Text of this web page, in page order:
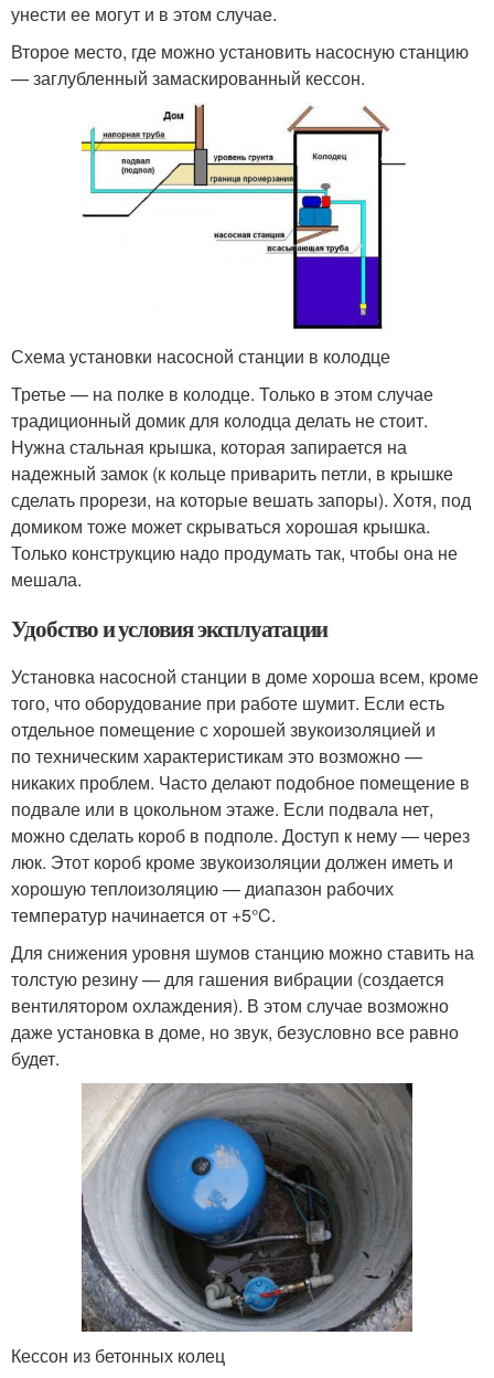
унести ее могут и в этом случае.
Второе место, где можно установить насосную станцию
— заглубленный замаскированный кессон.
Схема установки насосной станции в колодце
Третье — на полке в колодце. Только в этом случае
традиционный домик для колодца делать не стоит.
Нужна стальная крышка, которая запирается на
надежный замок (к кольце приварить петли, в крышке
сделать прорези, на которые вешать запоры). Хотя, под
домиком тоже может скрываться хорошая крышка.
Только конструкцию надо продумать так, чтобы она не
мешала.
Удобство и условия эксплуатации
Установка насосной станции в доме хороша всем, кроме
того, что оборудование при работе шумит. Если есть
отдельное помещение с хорошей звукоизоляцией и
по техническим характеристикам это возможно —
никаких проблем. Часто делают подобное помещение в
подвале или в цокольном этаже. Если подвала нет,
можно сделать короб в подполе. Доступ к нему — через
люк. Этот короб кроме звукоизоляции должен иметь и
хорошую теплоизоляцию — диапазон рабочих
температур начинается от +5°C.
Для снижения уровня шумов станцию можно ставить на
толстую резину — для гашения вибрации (создается
вентилятором охлаждения). В этом случае возможно
даже установка в доме, но звук, безусловно все равно
будет.
Кессон из бетонных колец